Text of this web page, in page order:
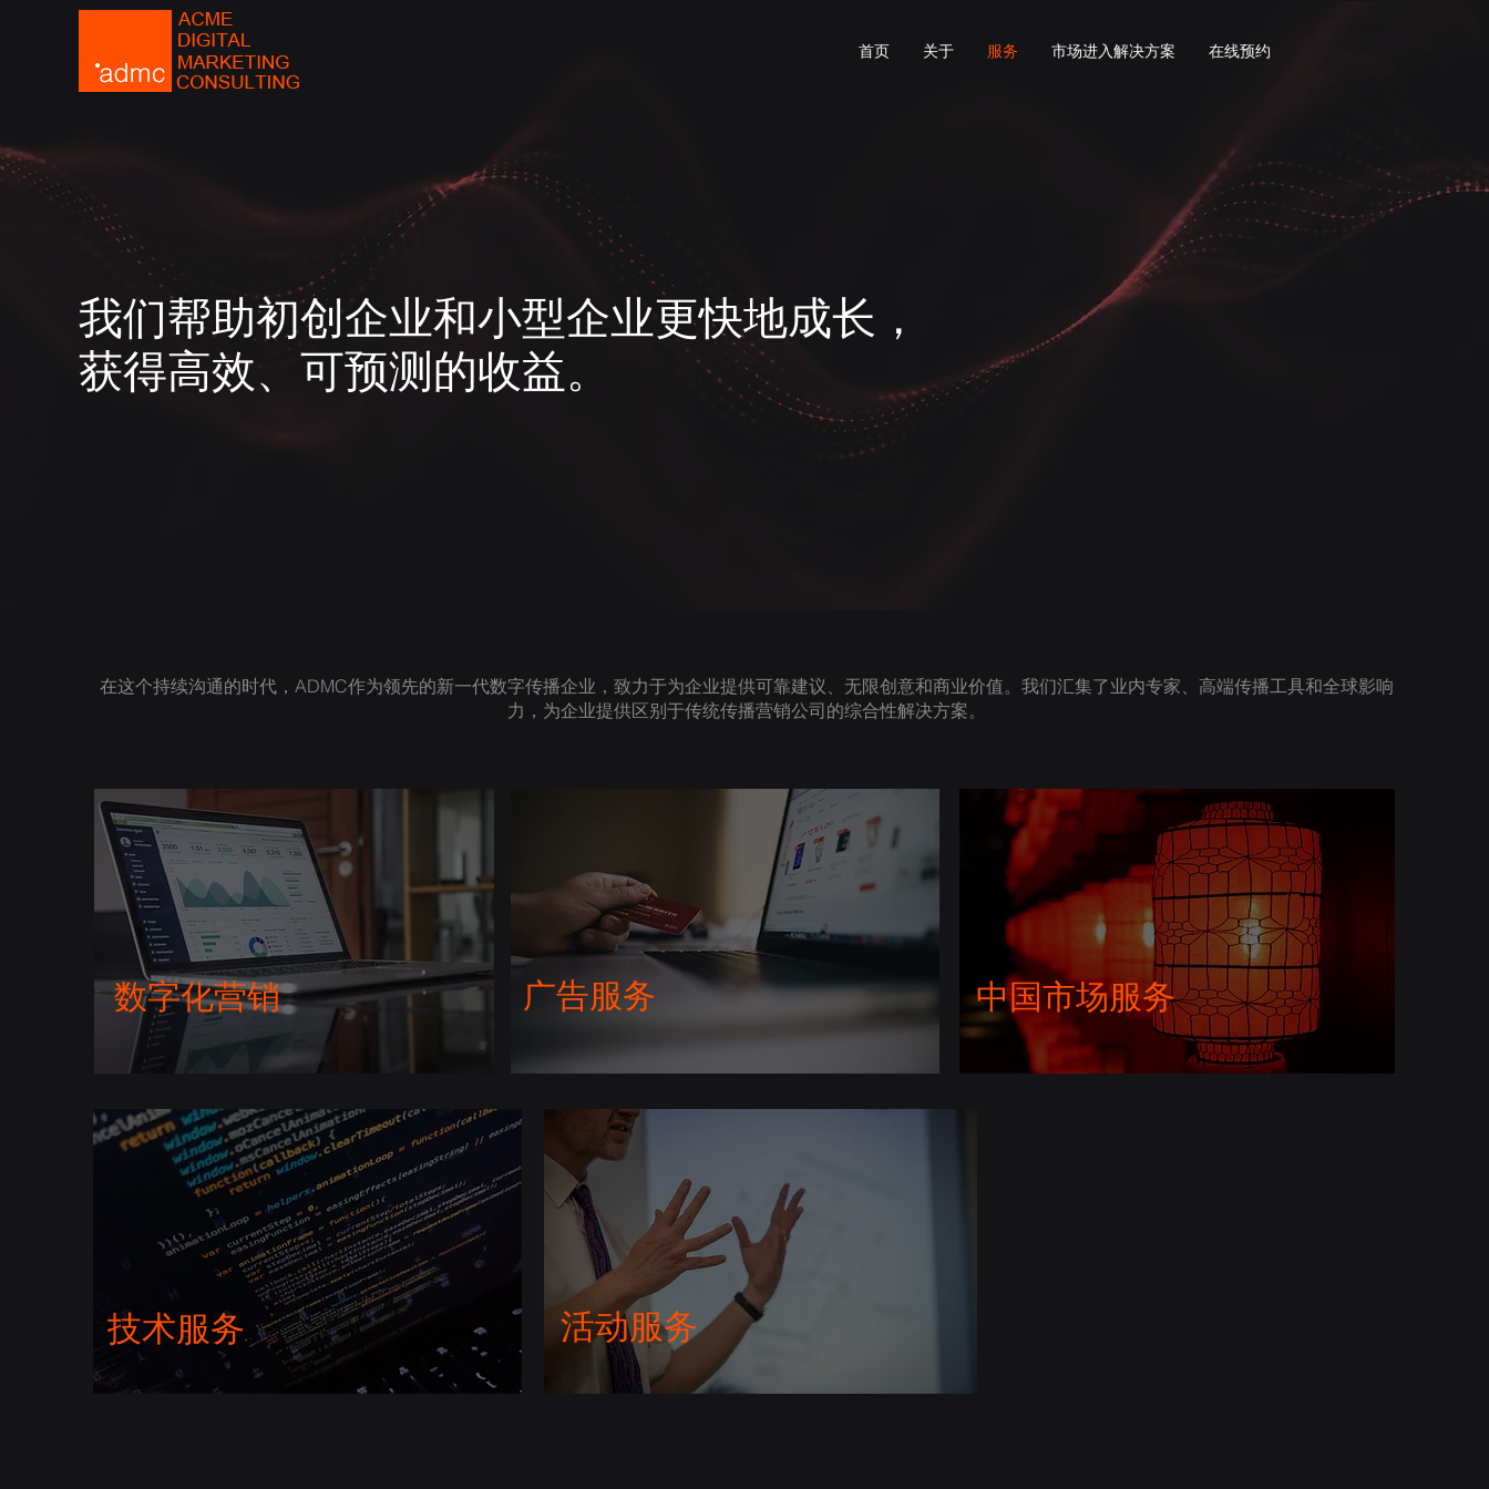
首页 关于 服务 市场进入解决方案 在线预约
我们帮助初创企业和小型企业更快地成长，
获得高效、可预测的收益。
在这个持续沟通的时代，ADMC作为领先的新一代数字传播企业，致力于为企业提供可靠建议、无限创意和商业价值。我们汇集了业内专家、高端传播工具和全球影响
力，为企业提供区别于传统传播营销公司的综合性解决方案。
数字化营销 ​广告服务 中国市场服务
技术服务 活动服务